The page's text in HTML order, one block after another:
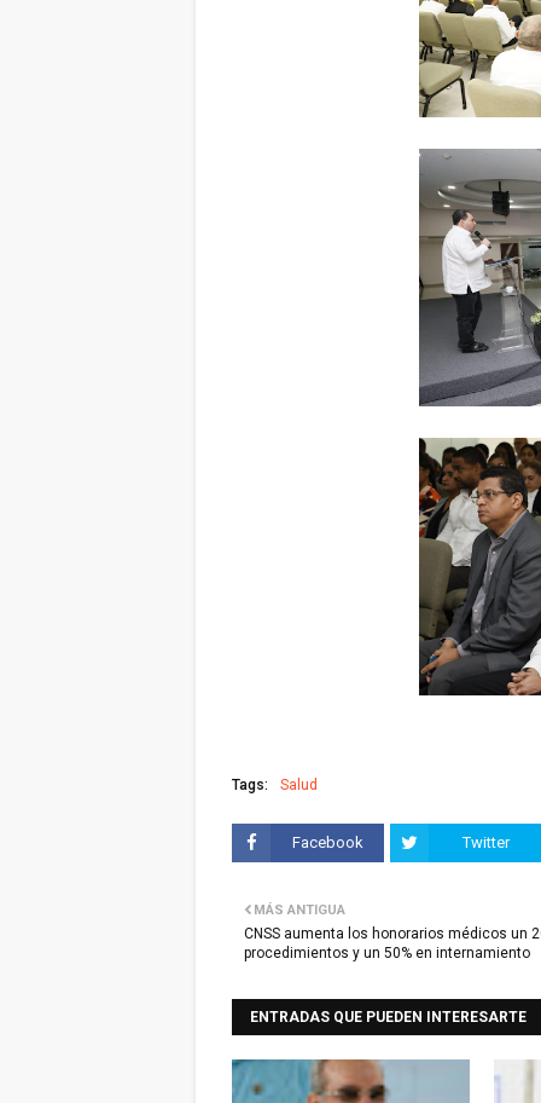
Tags: Salud
Facebook Twitter
MÁS ANTIGUA
CNSS aumenta los honorarios médicos un
procedimientos y un 50% en internamiento
ENTRADAS QUE PUEDEN INTERESARTE